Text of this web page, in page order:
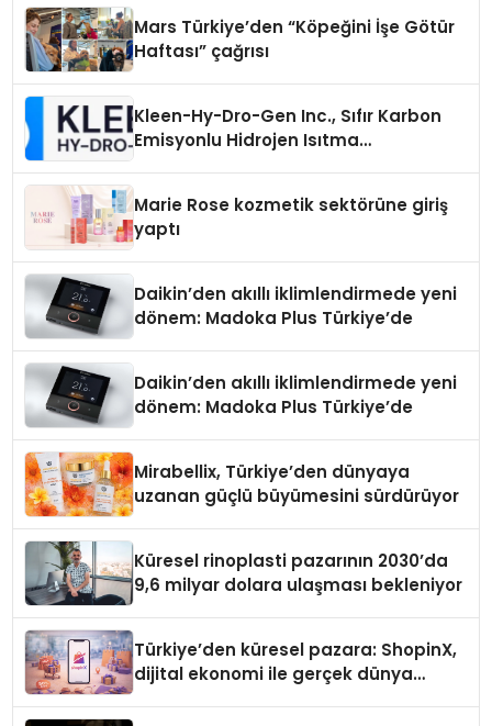
Mars Türkiye’den “Köpeğini İşe Götür
Haftası” çağrısı
Kleen-Hy-Dro-Gen Inc., Sıfır Karbon
Emisyonlu Hidrojen Isıtma
Marie Rose kozmetik sektörüne giriş
yaptı
Daikin’den akıllı iklimlendirmede yeni
dönem: Madoka Plus Türkiye’de
Daikin’den akıllı iklimlendirmede yeni
dönem: Madoka Plus Türkiye’de
Mirabellix, Türkiye’den dünyaya
uzanan güçlü büyümesini sürdürüyor
Küresel rinoplasti pazarının 2030’da
9,6 milyar dolara ulaşması bekleniyor
Türkiye’den küresel pazara: ShopinX,
dijital ekonomi ile gerçek dünya